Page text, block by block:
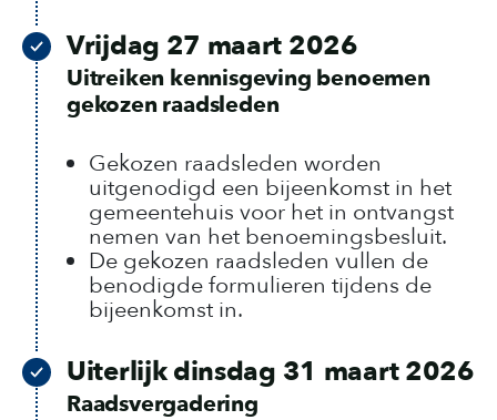
Vrijdag 27 maart 2026
Uitreiken kennisgeving benoemen
gekozen raadsleden
Gekozen raadsleden worden
uitgenodigd een bijeenkomst in het
gemeentehuis voor het in ontvangst
nemen van het benoemingsbesluit.
De gekozen raadsleden vullen de
benodigde formulieren tijdens de
bijeenkomst in.
Uiterlijk dinsdag 31 maart 2026
Raadsvergadering